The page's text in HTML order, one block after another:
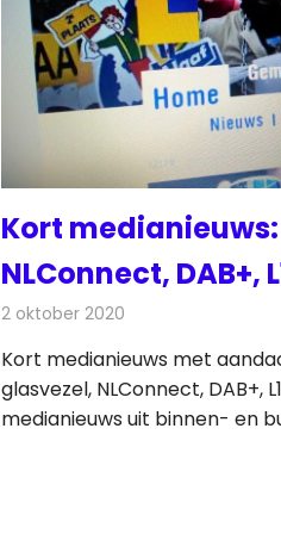
Kort
NLConnect, DAB+,
2 oktober 2020
Kort medianieuws met
glasvezel, NLConnect, DAB+,
medianieuws uit binnen- en